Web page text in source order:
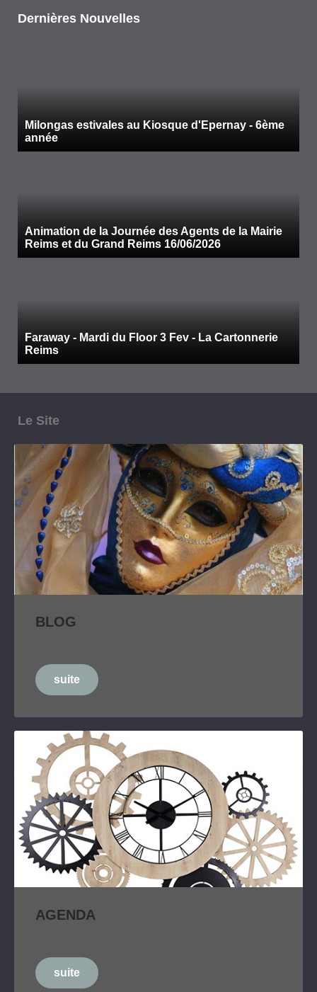
Dernières Nouvelles
Milongas estivales au Kiosque d'Epernay - 6ème
année
Animation de la Journée des Agents de la Mairie
Reims et du Grand Reims 16/06/2026
Faraway - Mardi du Floor 3 Fev - La Cartonnerie
Reims
Le Site
BLOG
suite
AGENDA
suite